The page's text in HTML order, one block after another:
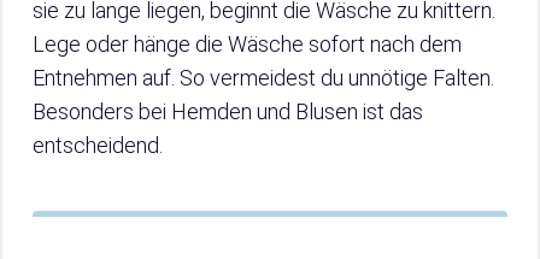
sie zu lange liegen, beginnt die Wäsche zu knittern.
Lege oder hänge die Wäsche sofort nach dem
Entnehmen auf. So vermeidest du unnötige Falten.
Besonders bei Hemden und Blusen ist das
entscheidend.